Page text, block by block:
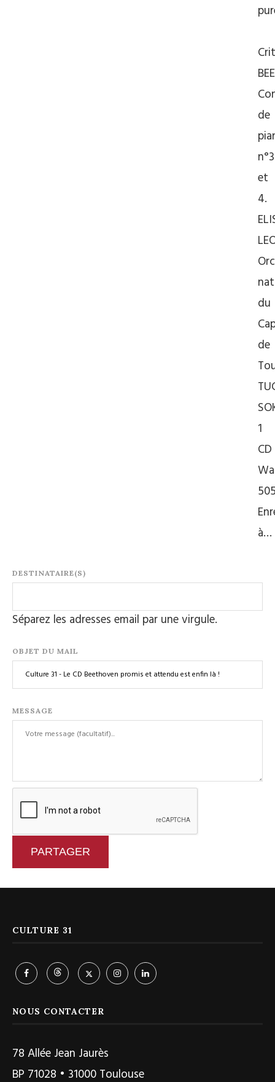
de
n°3
et
4.
du
de
1
CD
à…
DESTINATAIRE(S)
Séparez les adresses email par une virgule.
OBJET DU MAIL
MESSAGE
PARTAGER
CULTURE 31
NOUS CONTACTER
78 Allée Jean Jaurès
BP 71028 • 31000 Toulouse